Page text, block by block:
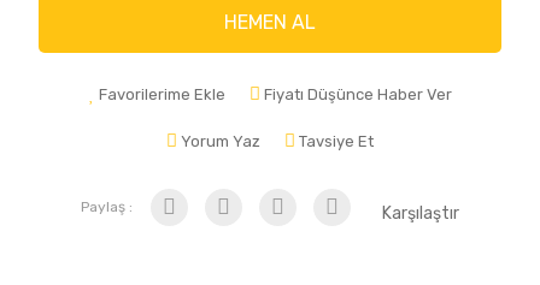
HEMEN AL
Favorilerime Ekle Fiyatı Düşünce Haber Ver
Yorum Yaz Tavsiye Et
Paylaş : Karşılaştır